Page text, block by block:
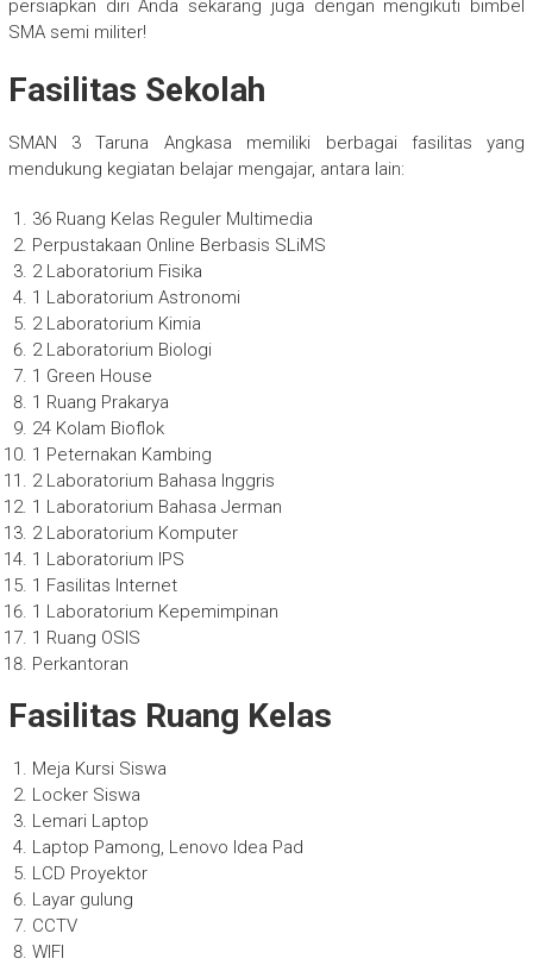
persiapkan diri Anda sekarang juga dengan mengikuti bimbel
SMA semi militer!
Fasilitas Sekolah
SMAN 3 Taruna Angkasa memiliki berbagai fasilitas yang
mendukung kegiatan belajar mengajar, antara lain:
36 Ruang Kelas Reguler Multimedia
Perpustakaan Online Berbasis SLiMS
2 Laboratorium Fisika
1 Laboratorium Astronomi
2 Laboratorium Kimia
2 Laboratorium Biologi
1 Green House
1 Ruang Prakarya
24 Kolam Bioflok
1 Peternakan Kambing
2 Laboratorium Bahasa Inggris
1 Laboratorium Bahasa Jerman
2 Laboratorium Komputer
1 Laboratorium IPS
1 Fasilitas Internet
1 Laboratorium Kepemimpinan
1 Ruang OSIS
Perkantoran
Fasilitas Ruang Kelas
Meja Kursi Siswa
Locker Siswa
Lemari Laptop
Laptop Pamong, Lenovo Idea Pad
LCD Proyektor
Layar gulung
CCTV
WIFI